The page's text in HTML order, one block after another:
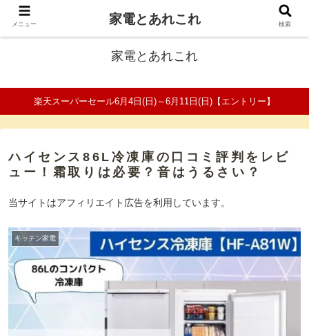
ファミリーの家電口コミ＆比較サイト
家電とあれこれ
楽天スーパーセール6月4日(日)～6月11日(日)【エントリー】
ハイセンス86L冷凍庫の口コミ評判をレビ
ュー！霜取りは必要？音はうるさい？
当サイトはアフィリエイト広告を利用しています。
キッチン家電
メニュー 家電とあれこれ 検索